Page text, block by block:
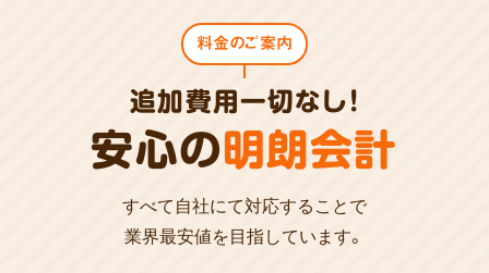
料金のご案内
追加費用一切なし!
安心の明朗会計
すべて自社にて対応することで
業界最安値を目指しています。